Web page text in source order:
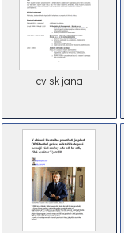
cv sk jana